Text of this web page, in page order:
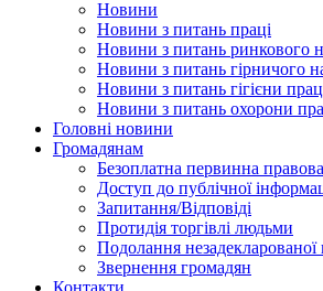
Новини
Новини з питань праці
Новини з питань ринкового
Новини з питань гірничого
Новини з питань гігієни
Новини з питань охорони
Головні новини
Громадянам
Безоплатна первинна
Доступ до публічної
Запитання/Відповіді
Протидія торгівлі людьми
Подолання незадекларованої
Звернення громадян
Контакти